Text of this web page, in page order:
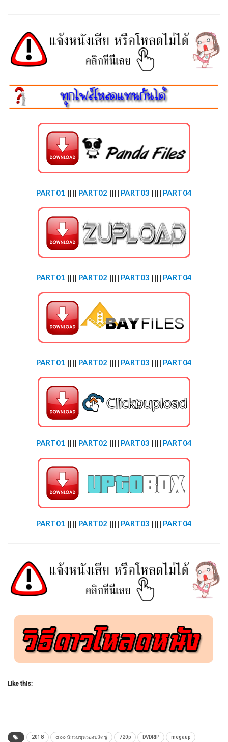
PART01 |||| PART02 |||| PART03 |||| PART04
PART01 |||| PART02 |||| PART03 |||| PART04
PART01 |||| PART02 |||| PART03 |||| PART04
PART01 |||| PART02 |||| PART03 |||| PART04
PART01 |||| PART02 |||| PART03 |||| PART04
Like this:
2018 ๔๐๐ นักรบขุนรองปลัดชู 720p DVDRIP megaup